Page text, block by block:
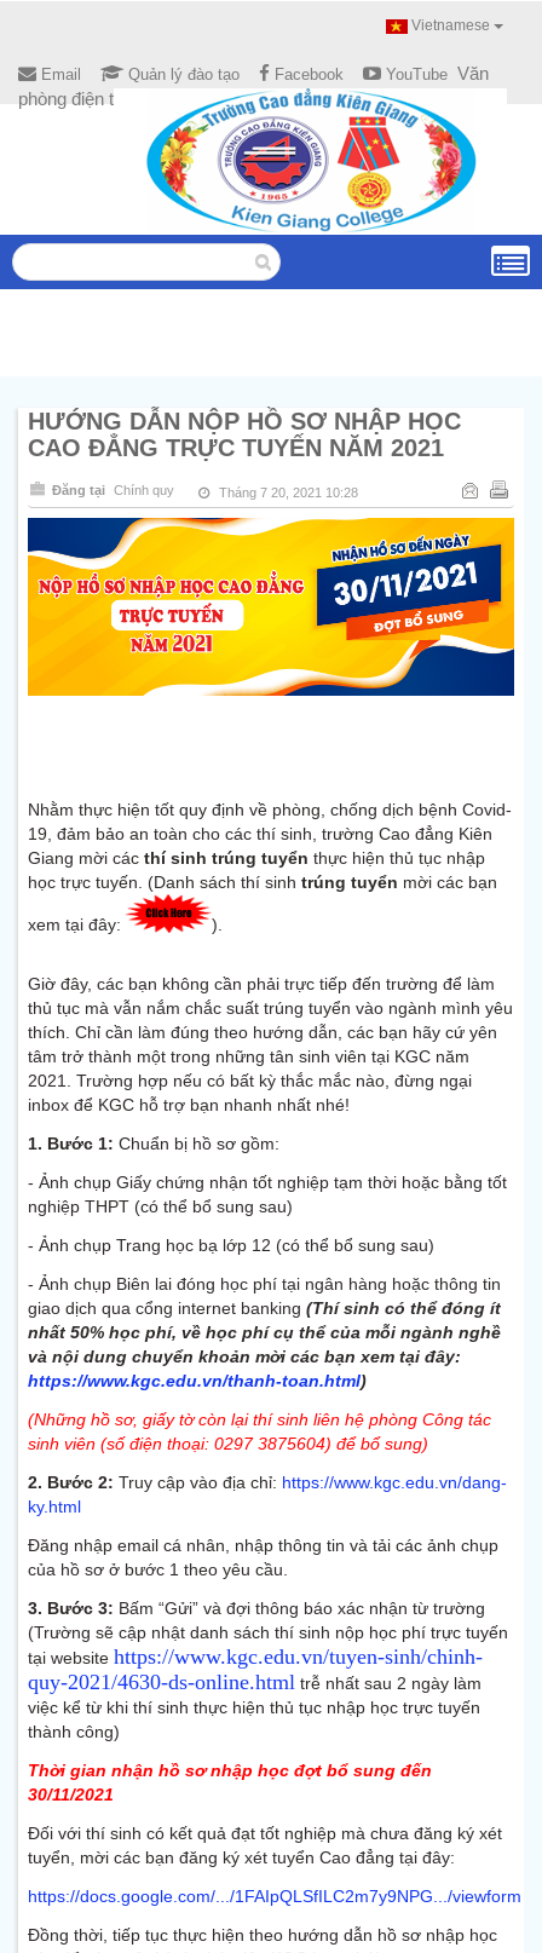
Vietnamese
Email Quản lý đào tạo Facebook YouTube Văn
phòng điện tử
HƯỚNG DẪN NỘP HỒ SƠ NHẬP HỌC
CAO ĐẲNG TRỰC TUYẾN NĂM 2021
Đăng tại Chính quy Tháng 7 20, 2021 10:28
Nhằm thực hiện tốt quy định về phòng, chống dịch bệnh Covid-
19, đảm bảo an toàn cho các thí sinh, trường Cao đẳng Kiên
Giang mời các thí sinh trúng tuyển thực hiện thủ tục nhập
học trực tuyến. (Danh sách thí sinh trúng tuyển mời các bạn
xem tại đây: )
Giờ đây, các bạn không cần phải trực tiếp đến trường để làm
thủ tục mà vẫn nắm chắc suất trúng tuyển vào ngành mình yêu
thích. Chỉ cần làm đúng theo hướng dẫn, các bạn hãy cứ yên
tâm trở thành một trong những tân sinh viên tại KGC năm
2021. Trường hợp nếu có bất kỳ thắc mắc nào, đừng ngại
inbox để KGC hỗ trợ bạn nhanh nhất nhé!
1. Bước 1: Chuẩn bị hồ sơ gồm:
- Ảnh chụp Giấy chứng nhận tốt nghiệp tạm thời hoặc bằng tốt
nghiệp THPT (có thể bổ sung sau)
- Ảnh chụp Trang học bạ lớp 12 (có thể bổ sung sau)
- Ảnh chụp Biên lai đóng học phí tại ngân hàng hoặc thông tin
giao dịch qua cổng internet banking (Thí sinh có thể đóng ít
nhất 50% học phí, về học phí cụ thể của mỗi ngành nghề
và nội dung chuyển khoản mời các bạn xem tại đây:
https://www.kgc.edu.vn/thanh-toan.html)
(Những hồ sơ, giấy tờ còn lại thí sinh liên hệ phòng Công tác
sinh viên (số điện thoại: 0297 3875604) để bổ sung)
2. Bước 2: Truy cập vào địa chỉ: https://www.kgc.edu.vn/dang-
ky.html
Đăng nhập email cá nhân, nhập thông tin và tải các ảnh chụp
của hồ sơ ở bước 1 theo yêu cầu.
3. Bước 3: Bấm “Gửi” và đợi thông báo xác nhận từ trường
(Trường sẽ cập nhật danh sách thí sinh nộp học phí trực tuyến
tại website https://www.kgc.edu.vn/tuyen-sinh/chinh-
quy-2021/4630-ds-online.html trễ nhất sau 2 ngày làm
việc kể từ khi thí sinh thực hiện thủ tục nhập học trực tuyến
thành công)
Thời gian nhận hồ sơ nhập học đợt bổ sung đến
30/11/2021
Đối với thí sinh có kết quả đạt tốt nghiệp mà chưa đăng ký xét
tuyển, mời các bạn đăng ký xét tuyển Cao đẳng tại đây:
https://docs.google.com/.../1FAIpQLSfILC2m7y9NPG.../viewform
Đồng thời, tiếp tục thực hiện theo hướng dẫn hồ sơ nhập học